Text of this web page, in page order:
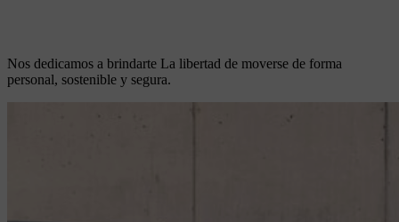
Nos dedicamos a brindarte La libertad de moverse de forma
personal, sostenible y segura.